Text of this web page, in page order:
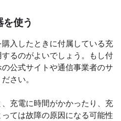
使う
入したときに付属している充
るのがよいでしょう。もし付
公式サイトや通信事業者のサ
さい。
充電に時間がかかったり、充
ては故障の原因になる可能性